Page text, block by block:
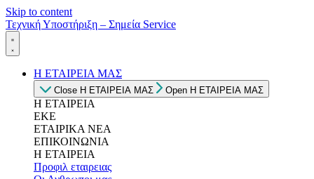
Skip to content
Τεχνική Υποστήριξη – Σημεία Service
Η ΕΤΑΙΡΕΙΑ ΜΑΣ
Close Η ΕΤΑΙΡΕΙΑ ΜΑΣ Open Η ΕΤΑΙΡΕΙΑ ΜΑΣ
Η ΕΤΑΙΡΕΙΑ
ΕΚΕ
ΕΤΑΙΡΙΚΑ ΝΕΑ
ΕΠΙΚΟΙΝΩΝΙΑ
Η ΕΤΑΙΡΕΙΑ
Προφιλ εταιρειας